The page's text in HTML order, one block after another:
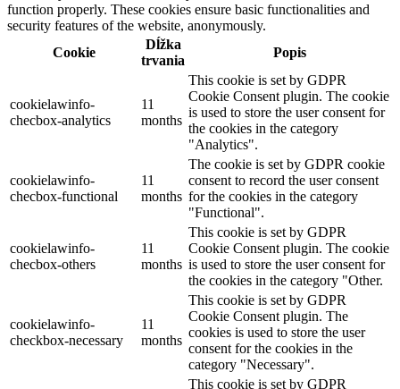
function properly. These cookies ensure basic functionalities and
security features of the website, anonymously.
Cookie
Dĺžka
trvania
Popis
cookielawinfo-
checbox-analytics
11
months
This cookie is set by GDPR
Cookie Consent plugin. The cookie
is used to store the user consent for
the cookies in the category
"Analytics".
cookielawinfo-
checbox-functional
11
months
The cookie is set by GDPR cookie
consent to record the user consent
for the cookies in the category
"Functional".
cookielawinfo-
checbox-others
11
months
This cookie is set by GDPR
Cookie Consent plugin. The cookie
is used to store the user consent for
the cookies in the category "Other.
cookielawinfo-
checkbox-necessary
11
months
This cookie is set by GDPR
Cookie Consent plugin. The
cookies is used to store the user
consent for the cookies in the
category "Necessary".
This cookie is set by GDPR